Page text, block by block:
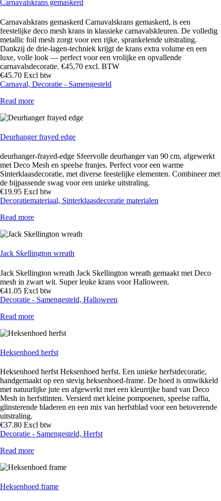
Carnavalskrans gemaskerd
Carnavalskrans gemaskerd Carnavalskrans gemaskerd, is een
feestelijke deco mesh krans in klassieke carnavalskleuren. De volledig
metallic foil mesh zorgt voor een rijke, sprankelende uitstraling.
Dankzij de drie‑lagen‑techniek krijgt de krans extra volume en een
luxe, volle look — perfect voor een vrolijke en opvallende
carnavalsdecoratie. €45,70 excl. BTW
€45.70 Excl btw
Carnaval, Decoratie - Samengesteld
Read more
Deurhanger frayed edge
deurhanger-frayed-edge Sfeervolle deurhanger van 90 cm, afgewerkt
met Deco Mesh en speelse franjes. Perfect voor een warme
Sinterklaasdecoratie, met diverse feestelijke elementen. Combineer met
de bijpassende swag voor een unieke uitstraling.
€19.95 Excl btw
Decoratiemateriaal, Sinterklaasdecoratie materialen
Read more
Jack Skellington wreath
Jack Skellington wreath Jack Skellington wreath gemaakt met Deco
mesh in zwart wit. Super leuke krans voor Halloween.
€41 .05 Excl btw
Decoratie - Samengesteld, Halloween
Read more
Heksenhoed herfst
Heksenhoed herfst Heksenhoed herfst. Een unieke herfstdecoratie,
handgemaakt op een stevig heksenhoed-frame. De hoed is omwikkeld
met natuurlijke jute en afgewerkt met een kleurrijke band van Deco
Mesh in herfsttinten. Versierd met kleine pompoenen, speelse raffia,
glinsterende bladeren en een mix van herfstblad voor een betoverende
uitstraling.
€37.80 Excl btw
Decoratie - Samengesteld, Herfst
Read more
Heksenhoed frame